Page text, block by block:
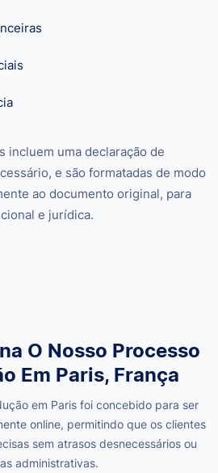
incluem uma declaração de
e são formatadas de modo
ao documento original, para
e jurídica.
O Nosso Processo
Em Paris, França
em Paris foi concebido para ser
online, permitindo que os clientes
sem atrasos desnecessários ou
administrativas.